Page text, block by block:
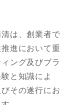
は、創業者で
進において重
ング及びブラ
と知識によ
その遂行にお